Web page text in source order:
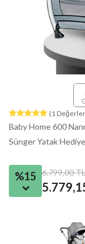
(1
Baby Home 600
Sünger Yatak Hediye
%15 6.799,00 TL